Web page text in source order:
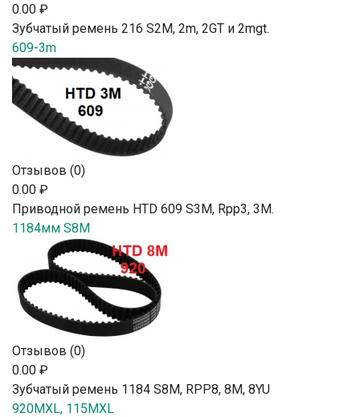
0.00 ₽
Зубчатый ремень 216 S2М, 2m, 2GT и 2mgt.
609-3m
Отзывов (0)
0.00 ₽
Приводной ремень HTD 609 S3M, Rpp3, 3М.
1184мм S8M
Отзывов (0)
0.00 ₽
Зубчатый ремень 1184 S8M, RPP8, 8М, 8YU
920MXL, 115MXL